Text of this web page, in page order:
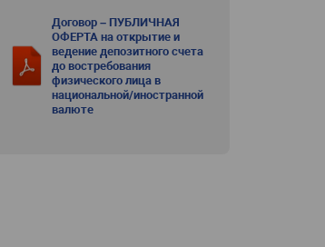
Договор – ПУБЛИЧНАЯ
ОФЕРТА на открытие и
ведение депозитного счета
до востребования
физического лица в
национальной/иностранной
валюте